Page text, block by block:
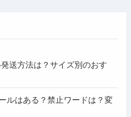
送方法は？サイズ別のおす
ルはある？禁止ワードは？変